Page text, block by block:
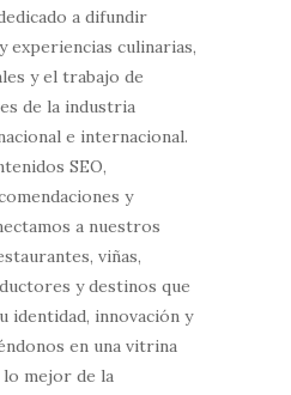
a difundir
experiencias culinarias,
y el trabajo de
de la industria
e internacional.
SEO,
y
a nuestros
viñas,
y destinos que
identidad, innovación y
en una vitrina
mejor de la